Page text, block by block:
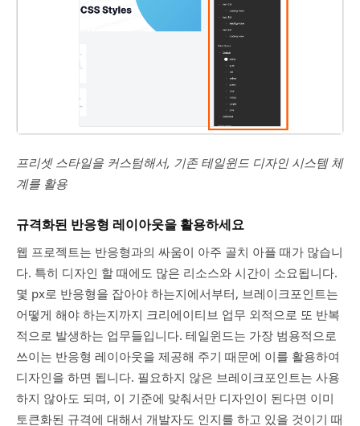
프리셋 스타일을 커스텀해서, 기존 테일윈드 디자인 시스템 체
계를 활용
규격화된 반응형 레이아웃을 활용하세요
웹 프로젝트는 반응형과의 싸움이 아주 골치 아플 때가 많습니
다. 특히 디자인 할 때에도 많은 리소스와 시간이 소요됩니다.
몇 px로 반응형을 잡아야 하는지에서부터, 브레이크포인트는
어떻게 해야 하는지까지 크리에이티브 업무 외적으로 또 반복
적으로 발생하는 업무들입니다. 테일윈드는 가장 범용적으로
쓰이는 반응형 레이아웃을 제공해 주기 때문에 이를 활용하여
디자인을 하면 됩니다. 필요하지 않은 브레이크포인트는 사용
하지 않아도 되며, 이 기준에 맞춰서만 디자인이 된다면 이미
토큰화된 규격에 대해서 개발자도 인지를 하고 있을 것이기 때